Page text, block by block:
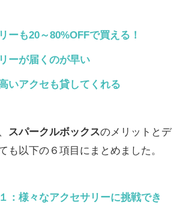
ーも20～80%OFFで買える！
ーが届くのが早い
いアクセも貸してくれる
スパークルボックスのメリットとデ
も以下の６項目にまとめました。
：様々なアクセサリーに挑戦でき